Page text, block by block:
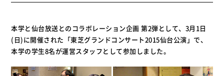
本学と仙台放送とのコラボレーション企画 第2弾として、3月1日
(日)に開催された「東芝グランドコンサート2015仙台公演」で、
本学の学生8名が運営スタッフとして参加しました。